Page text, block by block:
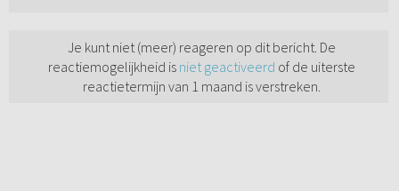
Je kunt niet (meer) reageren op dit bericht. De
reactiemogelijkheid is niet geactiveerd of de uiterste
reactietermijn van 1 maand is verstreken.